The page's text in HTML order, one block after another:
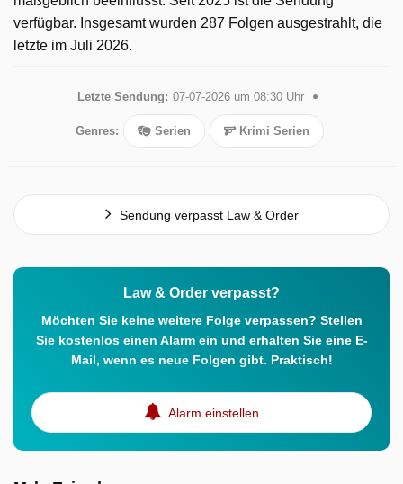
verfügbar. Insgesamt wurden 287 Folgen ausgestrahlt, die
letzte im Juli 2026.
Letzte Sendung: 07-07-2026 um 08:30 Uhr
Genres: Serien Krimi Serien
Sendung verpasst Law & Order
Law & Order verpasst?
Möchten Sie keine weitere Folge verpassen? Stellen
Sie kostenlos einen Alarm ein und erhalten Sie eine E-
Mail, wenn es neue Folgen gibt. Praktisch!
Alarm einstellen